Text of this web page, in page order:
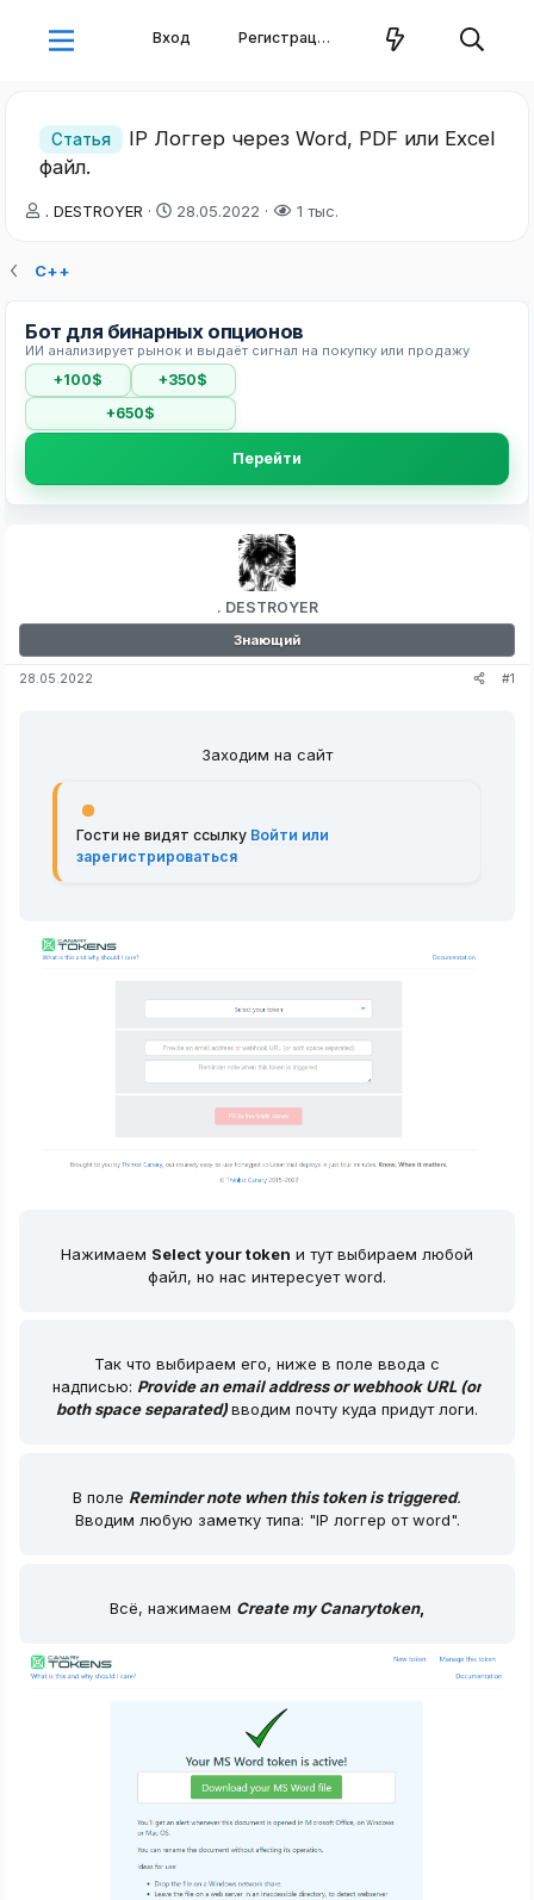
Вход Регистрация
Статья
IP Логгер через Word, PDF или Excel
файл.
А
о
е
м
ы
. DESTROYER
Д
ч
а
л
а
28.05.2022 1 тыс.
С++
Бот для бинарных опционов
ИИ анализирует рынок и выдаёт сигнал на покупку или продажу
+100$
+350$
+650$
Перейти
. DESTROYER
Знающий
28.05.2022 #1
Заходим на сайт
Гости не видят ссылку Войти или
зарегистрироваться
Нажимаем Select your token и тут выбираем любой
файл, но нас интересует word.
Так что выбираем его, ниже в поле ввода с
надписью: Provide an email address or webhook URL (or
both space separated)вводим почту куда придут логи.
В поле Reminder note when this token is triggered.
Вводим любую заметку типа: "IP логгер от word".
Всё, нажимаем Create my Canarytoken,